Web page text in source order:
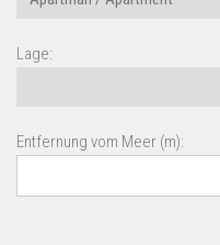
Lage:
Entfernung vom Meer (m):